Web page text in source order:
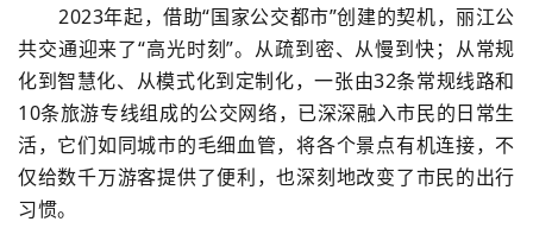
2023年起，借助“国家公交都市”创建的契机，丽江公
共交通迎来了“高光时刻”。从疏到密、从慢到快；从常规
化到智慧化、从模式化到定制化，一张由32条常规线路和
10条旅游专线组成的公交网络，已深深融入市民的日常生
活，它们如同城市的毛细血管，将各个景点有机连接，不
仅给数千万游客提供了便利，也深刻地改变了市民的出行
习惯。